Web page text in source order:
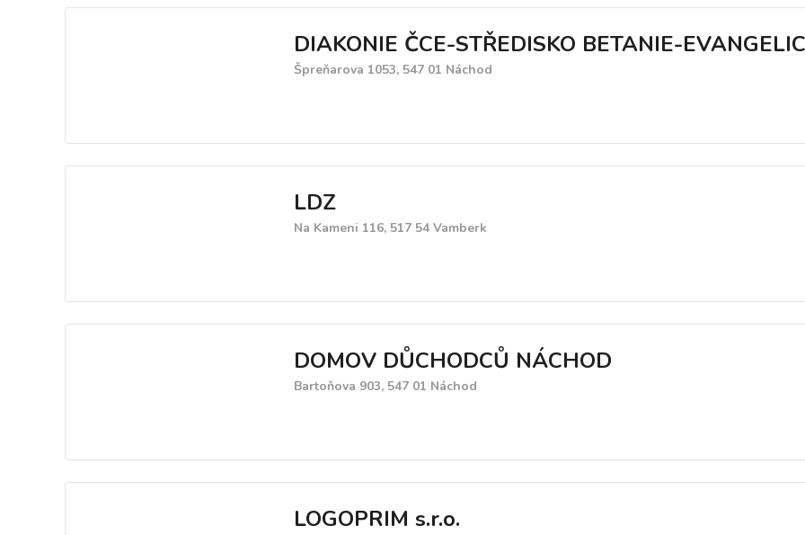
DIAKONIE ČCE-STŘEDISKO BETANIE-
Špreňarova 1053, 547 01 Náchod
LDZ
Na Kameni 116, 517 54 Vamberk
DOMOV DŮCHODCŮ NÁCHOD
Bartoňova 903, 547 01 Náchod
LOGOPRIM s.r.o.